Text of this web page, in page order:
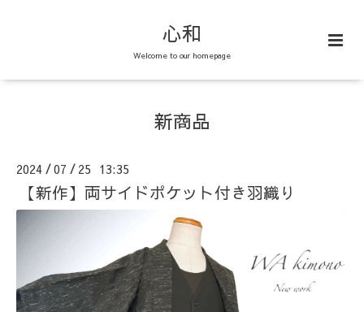
心和
Welcome to our homepage
新商品
2024 /07 / 25 13:35
【新作】両サイドポケット付き羽織り